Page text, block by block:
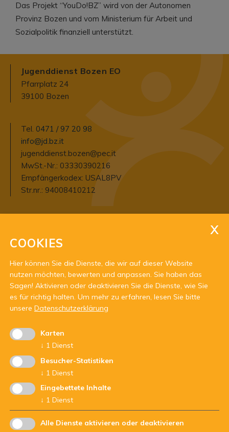
Das Projekt “YouDo!BZ” wird von der Autonomen
Provinz Bozen und vom Ministerium für Arbeit und
Sozialpolitik finanziell unterstützt.
Jugenddienst Bozen EO
Pfarrplatz 24
39100 Bozen
Tel. 0471 / 97 20 98
info@jd.bz.it
jugenddienst.bozen@pec.it
MwSt.-Nr.: 03330390216
Empfängerkodex: USAL8PV
Str.nr.: 94008410212
Open: Mo-Do 15.00-18.00 h
Im Sommer: bitte Termin vereinbaren
Mit Unterstützung von:
COOKIES
Hier können Sie die Dienste, die wir auf dieser Website
nutzen möchten, bewerten und anpassen. Sie haben das
Sagen! Aktivieren oder deaktivieren Sie die Dienste, wie Sie
es für richtig halten. Um mehr zu erfahren, lesen Sie bitte
unsere Datenschutzerklärung
Karten
↓ 1 Dienst
Besucher-Statistiken
↓ 1 Dienst
Eingebettete Inhalte
↓ 1 Dienst
Alle Dienste aktivieren oder deaktivieren